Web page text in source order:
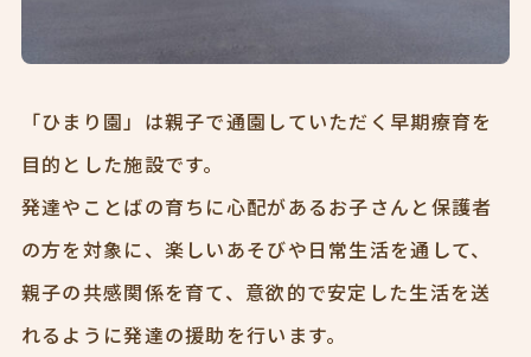
「ひまり園」は親子で通園していただく早期療育を
目的とした施設です。
発達やことばの育ちに心配があるお子さんと保護者
の方を対象に、楽しいあそびや日常生活を通して、
親子の共感関係を育て、意欲的で安定した生活を送
れるように発達の援助を行います。